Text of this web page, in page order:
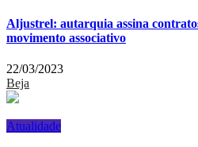
Aljustrel: autarquia assina
movimento associativo
22/03/2023
Beja
Atualidade